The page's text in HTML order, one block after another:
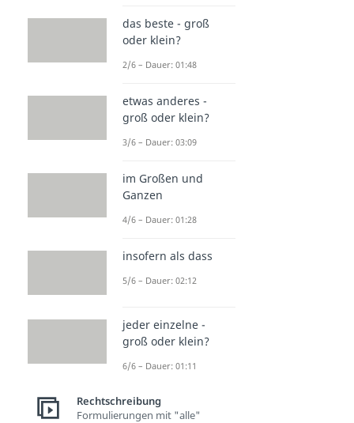
das beste - groß
oder klein?
2/6 – Dauer: 01:48
etwas anderes -
groß oder klein?
3/6 – Dauer: 03:09
im Großen und
Ganzen
4/6 – Dauer: 01:28
insofern als dass
5/6 – Dauer: 02:12
jeder einzelne -
groß oder klein?
6/6 – Dauer: 01:11
Rechtschreibung
Formulierungen mit "alle"